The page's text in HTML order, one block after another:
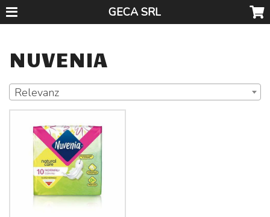
GECA SRL
NUVENIA
Relevanz